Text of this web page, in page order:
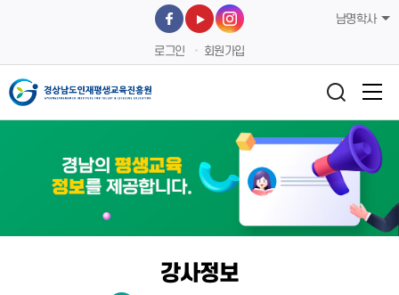
남명학사
로그인 회원가입
강사정보